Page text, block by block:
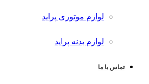
لوازم موتوری پراید
لوازم بدنه پراید
تماس با ما